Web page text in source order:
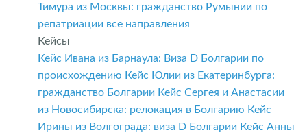
Тимура из Москвы: гражданство Румынии по
репатриации все направления
Кейсы
Кейс Ивана из Барнаула: Виза D Болгарии по
происхождению Кейс Юлии из Екатеринбурга:
гражданство Болгарии Кейс Сергея и Анастасии
из Новосибирска: релокация в Болгарию Кейс
Ирины из Волгограда: виза D Болгарии Кейс Анны